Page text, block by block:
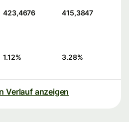
423,4676 415,3847
1.12% 3.28%
Verlauf anzeigen